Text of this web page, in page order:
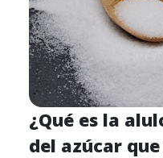
¿Qué es la
del azúcar